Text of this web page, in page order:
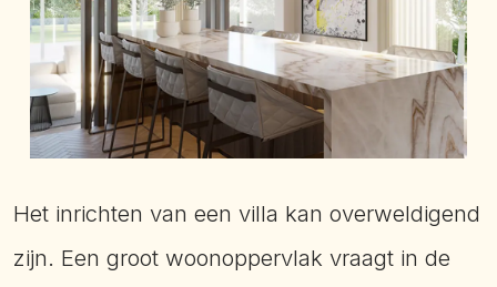
Het inrichten van een villa kan overweldigend
zijn. Een groot woonoppervlak vraagt in de